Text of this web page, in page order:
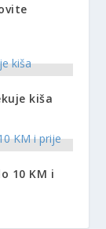
kiša
10 KM i